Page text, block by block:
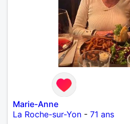
Marie-Anne
La Roche-sur-Yon - 71 ans